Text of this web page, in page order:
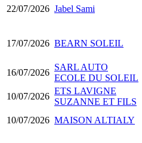
22/07/2026 Jabel Sami
17/07/2026 BEARN SOLEIL
16/07/2026
SARL AUTO
ECOLE DU SOLEIL
10/07/2026
ETS LAVIGNE
SUZANNE ET FILS
10/07/2026 MAISON ALTIALY